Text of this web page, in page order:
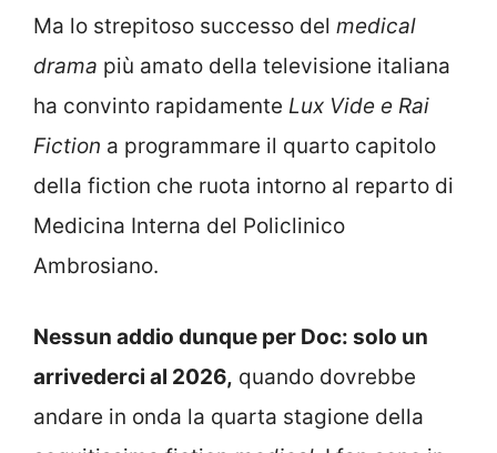
Ma lo strepitoso successo del medical
drama più amato della televisione italiana
ha convinto rapidamente Lux Vide e Rai
Fiction a programmare il quarto capitolo
della fiction che ruota intorno al reparto di
Medicina Interna del Policlinico
Ambrosiano.
Nessun addio dunque per Doc: solo un
arrivederci al 2026, quando dovrebbe
andare in onda la quarta stagione della